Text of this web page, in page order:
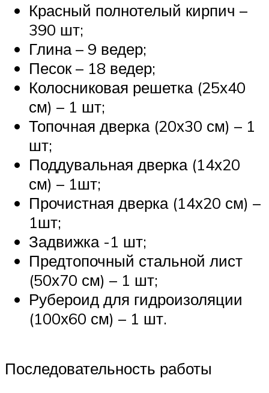
Красный полнотелый кирпич –
390 шт;
Глина – 9 ведер;
Песок – 18 ведер;
Колосниковая решетка (25х40
см) – 1 шт;
Топочная дверка (20х30 см) – 1
шт;
Поддувальная дверка (14х20
см) – 1шт;
Прочистная дверка (14х20 см) –
1шт;
Задвижка -1 шт;
Предтопочный стальной лист
(50х70 см) – 1 шт;
Рубероид для гидроизоляции
(100х60 см) – 1 шт.
Последовательность работы